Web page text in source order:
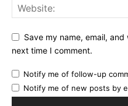
Save my name, email,
next time I comment.
Notify me of follow-up
Notify me of new posts by